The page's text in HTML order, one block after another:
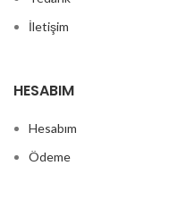
İletişim
HESABIM
Hesabım
Ödeme